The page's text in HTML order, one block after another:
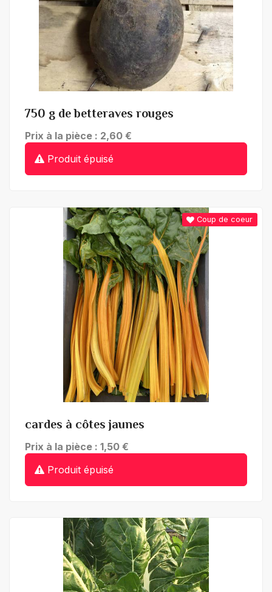
750 g de betteraves rouges
Prix à la pièce : 2,60 €
Produit épuisé
+ de détails
Coup de coeur
cardes à côtes jaunes
Prix à la pièce : 1,50 €
Produit épuisé
+ de détails